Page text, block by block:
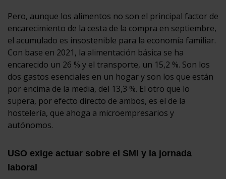
Pero, aunque los alimentos no son el principal factor de
encarecimiento de la cesta de la compra en septiembre,
el acumulado es insostenible para la economía familiar.
Con base en 2021, la alimentación básica se ha
encarecido un 26 % y el transporte, un 15,2 %. Son los
dos gastos esenciales en un hogar y son los que están
por encima de la media, del 13,3 %. El otro que lo
supera, por efecto directo de ambos, es el de la
hostelería, que ahoga a microempresarios y
autónomos.
USO exige actuar sobre el SMI y la jornada
laboral